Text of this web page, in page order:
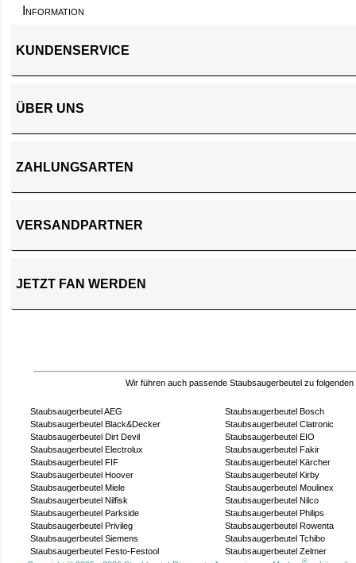
Information
KUNDENSERVICE
ÜBER UNS
ZAHLUNGSARTEN
VERSANDPARTNER
JETZT FAN WERDEN
Wir führen auch passende Staubsaugerbeutel zu folgenden
Staubsaugerbeutel AEG
Staubsaugerbeutel Bosch
Staubsaugerbeutel Black&Decker
Staubsaugerbeutel Clatronic
Staubsaugerbeutel Dirt Devil
Staubsaugerbeutel EIO
Staubsaugerbeutel Electrolux
Staubsaugerbeutel Fakir
Staubsaugerbeutel FIF
Staubsaugerbeutel Kärcher
Staubsaugerbeutel Hoover
Staubsaugerbeutel Kirby
Staubsaugerbeutel Miele
Staubsaugerbeutel Moulinex
Staubsaugerbeutel Nilfisk
Staubsaugerbeutel Nilco
Staubsaugerbeutel Parkside
Staubsaugerbeutel Philips
Staubsaugerbeutel Privileg
Staubsaugerbeutel Rowenta
Staubsaugerbeutel Siemens
Staubsaugerbeutel Tchibo
Staubsaugerbeutel Festo-Festool
Staubsaugerbeutel Zelmer
®